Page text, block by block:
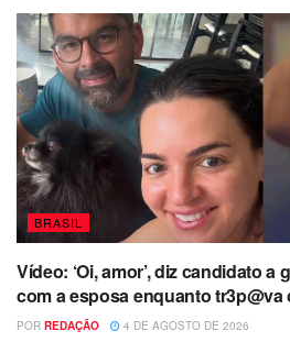
BRASIL
Vídeo: ‘Oi, amor’, diz candidato
com a esposa enquanto tr3p@va
POR REDAÇÃO 4 DE AGOSTO DE 2026